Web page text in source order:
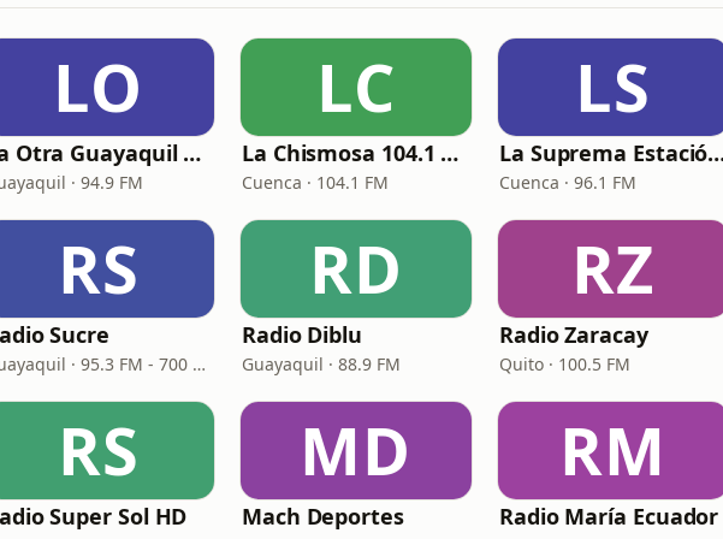
LO
La Otra Guayaquil 94.9 FM
· 94.9 FM
LC
La Chismosa 104.1 FM
Cuenca · 104.1 FM
LS
La Suprema
Cuenca · 96.1 FM
RS
Sucre
Guayaquil · 95.3 FM - 700 AM
RD
Radio Diblu
Guayaquil · 88.9 FM
RZ
Radio Zaracay
Quito · 100.5 FM
RS
Super Sol HD
MD
Mach Deportes
RM
Radio María Ecuador